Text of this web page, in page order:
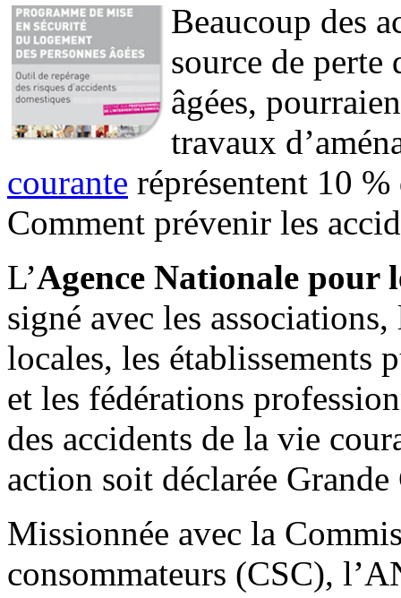
Beaucoup des
source de perte
âgées,
travaux
courante réprésentent 10
Comment prévenir les
L’Agence Nationale pour
signé avec les
locales, les établissements
et les fédérations
des accidents de la vie
action soit déclarée
Missionnée avec la
consommateurs (CSC),